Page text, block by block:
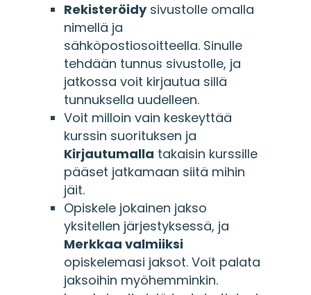
Rekisteröidysivustolle omalla
nimellä ja
sähköpostiosoitteella. Sinulle
tehdään tunnus sivustolle, ja
jatkossa voit kirjautua sillä
tunnuksella uudelleen.
Voit milloin vain keskeyttää
kurssin suorituksen ja
Kirjautumalla takaisin kurssille
pääset jatkamaan siitä mihin
jäit.
Opiskele jokainen jakso
yksitellen järjestyksessä, ja
Merkkaa valmiiksi
opiskelemasi jaksot. Voit palata
jaksoihin myöhemminkin.